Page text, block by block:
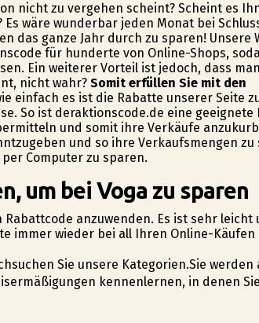
nicht zu vergehen scheint? Scheint es
wäre wunderbar jeden Monat bei
das ganze Jahr durch zu sparen! Unsere
für hunderte von Online-Shops,
Ein weiterer Vorteil ist jedoch, dass
nicht wahr? Somit erfüllen Sie mit den
einfach es ist die Rabatte unserer Seite
So ist deraktionscode.de eine
und somit ihre Verkäufe
und so ihre Verkaufsmengen zu
Computer zu sparen.
um bei Voga zu sparen
anzuwenden. Es ist sehr leicht
immer wieder bei all Ihren Online-Käufen
Sie unsere Kategorien.Sie werden
kennenlernen, in denen